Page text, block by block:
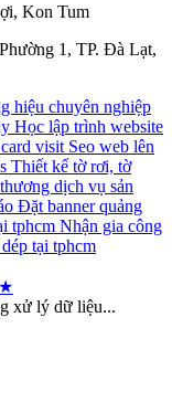
Kon Tum
1, TP. Đà Lạt,
hiệu chuyên nghiệp
Học lập trình website
visit Seo web lên
Thiết kế tờ rơi, tờ
dịch vụ sản
Đặt banner quảng
tphcm Nhận gia công
tại tphcm
xử lý dữ liệu...